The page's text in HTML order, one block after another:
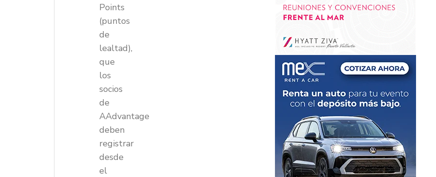
Points
(puntos
de
lealtad),
que
los
socios
de
AAdvantage
deben
registrar
desde
el